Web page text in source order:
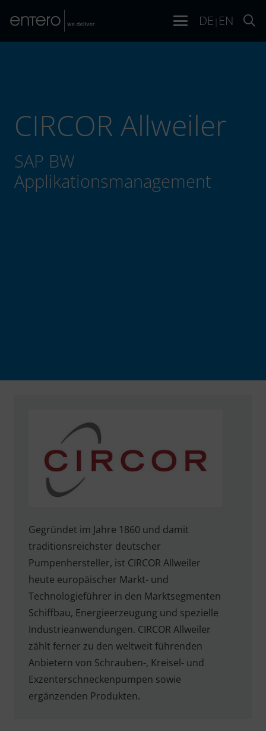
DE | EN
CIRCOR Allweiler
SAP BW
Applikationsmanagement
Gegründet im Jahre 1860 und damit
traditionsreichster deutscher
Pumpenhersteller, ist CIRCOR Allweiler
heute europäischer Markt- und
Technologieführer in den Marktsegmenten
Schiffbau, Energieerzeugung und spezielle
Industrieanwendungen. CIRCOR Allweiler
zählt ferner zu den weltweit führenden
Anbietern von Schrauben-, Kreisel- und
Exzenterschneckenpumpen sowie
ergänzenden Produkten.